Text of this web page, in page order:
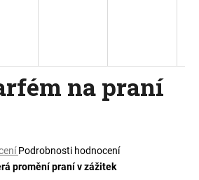
na praní
Podrobnosti hodnocení
promění praní v zážitek